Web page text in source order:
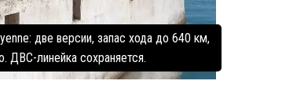
две версии, запас хода до 640 км,
ДВС-линейка сохраняется.